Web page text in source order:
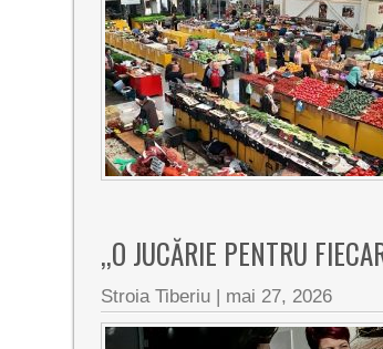
,,O JUCĂRIE PENTRU
Stroia Tiberiu | mai 27, 2026